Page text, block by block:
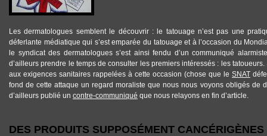
Les dermatologues semblent le découvrir : le tatouage n’est pas une
déferlante médiatique qui s’est emparée du tatouage et à l’occasion du
le syndicat des dermatologues s’est ainsi fendu d’un communiqué
d’ailleurs prendre le temps de consulter les premiers intéressés : les
aux exigences sanitaires rappelées à cette occasion (chose que le SNAT
fond de cette attaque un regard moraliste que nous nous voyons obligés de
d’ailleurs publié un contre-communiqué que nous relayons en fin d’article.
DES PRODUITS SUPPOSÉMENT CANCÉRIGÈNES